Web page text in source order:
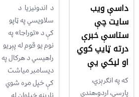
داسې ویب
سايت چې
ستاسې خبرې
درته ټايپ کوي
او ليکي یې
که په انګرېزي،
پارسي، اردو،هندي
د اندونیزیا د
سلاویسي په ټاپو
کې د «توراجا» په
نوم یو قوم له پېړیو
راهیسي د هرکال په
دیسامبر میاشت
کې خپل مړه شوي